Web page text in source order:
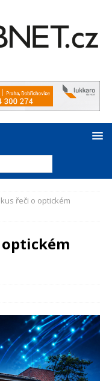
řeči o optickém